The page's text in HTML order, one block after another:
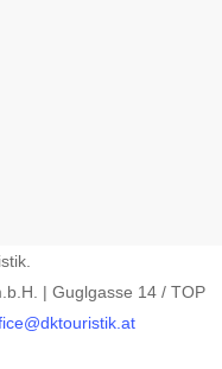
| Guglgasse 14 / TOP